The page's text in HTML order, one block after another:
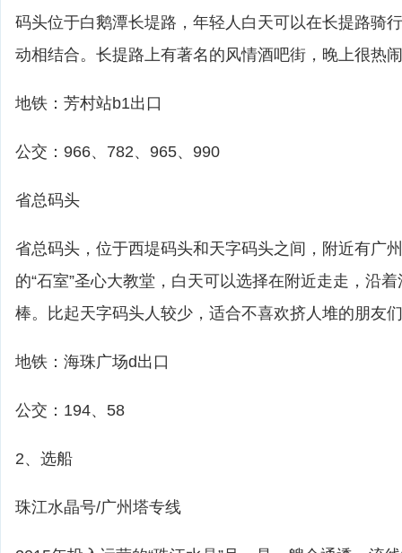
码头位于白鹅潭长堤路，年轻人白天可以在长提路骑
动相结合。长提路上有著名的风情酒吧街，晚上很热
地铁：芳村站b1出口
公交：966、782、965、990
省总码头
省总码头，位于西堤码头和天字码头之间，附近有广
的“石室”圣心大教堂，白天可以选择在附近走走，沿
棒。比起天字码头人较少，适合不喜欢挤人堆的朋友们
地铁：海珠广场d出口
公交：194、58
2、选船
珠江水晶号/广州塔专线